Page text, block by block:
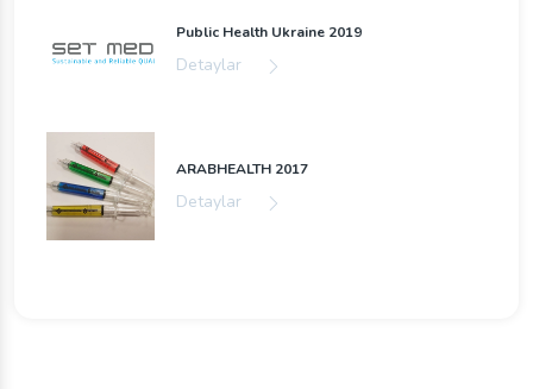
Public Health Ukraine 2019
Detaylar
ARABHEALTH 2017
Detaylar